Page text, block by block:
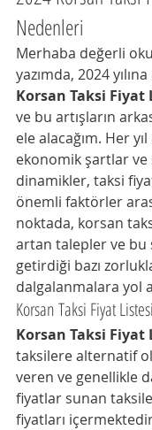
Nedenleri
Merhaba değerli
yazımda, 2024
Korsan Taksi Fiyat
ve bu artışların
ele alacağım. Her
ekonomik şartlar ve
dinamikler, taksi
önemli faktörler
noktada, korsan
artan talepler ve bu
getirdiği bazı
dalgalanmalara yol
Korsan Taksi Fiyat
Korsan Taksi Fiyat
taksilere alternatif
veren ve genellikle
fiyatlar sunan
fiyatları